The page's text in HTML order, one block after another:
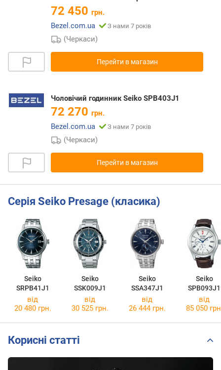
72 450 грн.
Bezel.com.ua
З нами 7 років
(Черкаси)
Перейти в магазин
Чоловічий годинник Seiko SPB403J1
72 270 грн.
Bezel.com.ua
З нами 7 років
(Черкаси)
Перейти в магазин
Серія Seiko Presage (класика)
Seiko
SRPB41J1
Seiko
SSK009J1
Seiko
SSA347J1
Seiko
SPB093J1
від
20 480 грн.
від
30 525 грн.
від
26 444 грн.
від
85 050
Корисні статті